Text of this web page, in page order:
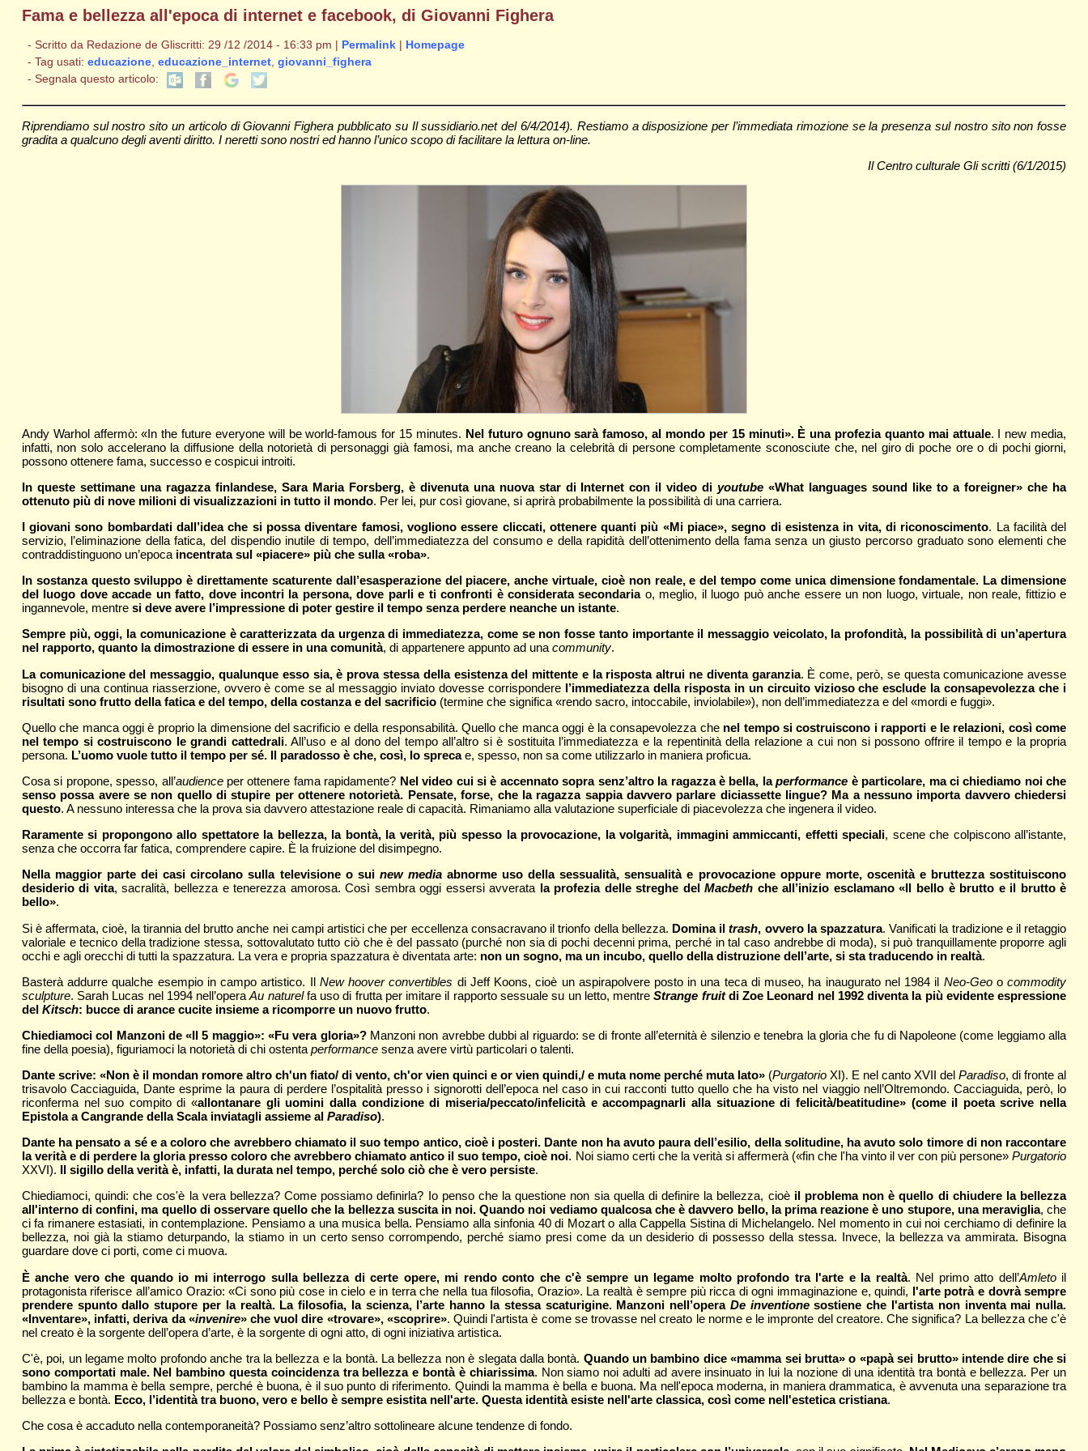
Fama e bellezza all'epoca di internet e facebook, di Giovanni Fighera
- Scritto da Redazione de Gliscritti: 29 /12 /2014 - 16:33 pm | Permalink| Homepage
- Tag usati: educazione, educazione_internet, giovanni_fighera
- Segnala questo articolo:
Riprendiamo sul nostro sito un articolo di Giovanni Fighera pubblicato su Il sussidiario.net del 6/4/2014). Restiamo a disposizione per l’immediata rimozione se la presenza sul nostro sito non fosse
gradita a qualcuno degli aventi diritto. I neretti sono nostri ed hanno l’unico scopo di facilitare la lettura on-line.
Il Centro culturale Gli scritti (6/1/2015)
Andy Warhol affermò: «In the future everyone will be world-famous for 15 minutes. Nel futuro ognuno sarà famoso, al mondo per 15 minuti». È una profezia quanto mai attuale. I new media,
infatti, non solo accelerano la diffusione della notorietà di personaggi già famosi, ma anche creano la celebrità di persone completamente sconosciute che, nel giro di poche ore o di pochi giorni,
possono ottenere fama, successo e cospicui introiti.
In queste settimane una ragazza finlandese, Sara Maria Forsberg, è divenuta una nuova star di Internet con il video di youtube«What languages sound like to a foreigner» che ha
ottenuto più di nove milioni di visualizzazioni in tutto il mondo. Per lei, pur così giovane, si aprirà probabilmente la possibilità di una carriera.
I giovani sono bombardati dall’idea che si possa diventare famosi, vogliono essere cliccati, ottenere quanti più «Mi piace», segno di esistenza in vita, di riconoscimento. La facilità del
servizio, l’eliminazione della fatica, del dispendio inutile di tempo, dell’immediatezza del consumo e della rapidità dell’ottenimento della fama senza un giusto percorso graduato sono elementi che
contraddistinguono un’epoca incentrata sul «piacere» più che sulla «roba».
In sostanza questo sviluppo è direttamente scaturente dall’esasperazione del piacere, anche virtuale, cioè non reale, e del tempo come unica dimensione fondamentale. La dimensione
del luogo dove accade un fatto, dove incontri la persona, dove parli e ti confronti è considerata secondariao, meglio, il luogo può anche essere un non luogo, virtuale, non reale, fittizio e
ingannevole, mentre si deve avere l’impressione di poter gestire il tempo senza perdere neanche un istante.
Sempre più, oggi, la comunicazione è caratterizzata da urgenza di immediatezza, come se non fosse tanto importante il messaggio veicolato, la profondità, la possibilità di un’apertura
nel rapporto, quanto la dimostrazione di essere in una comunità, di appartenere appunto ad unacommunity.
La comunicazione del messaggio, qualunque esso sia, è prova stessa della esistenza del mittente e la risposta altrui ne diventa garanzia. È come, però, se questa comunicazione avesse
bisogno di una continua riasserzione, ovvero è come se al messaggio inviato dovesse corrispondere l’immediatezza della risposta in un circuito vizioso che esclude la consapevolezza che i
risultati sono frutto della fatica e del tempo, della costanza e del sacrificio(termine che significa «rendo sacro, intoccabile, inviolabile»), non dell’immediatezza e del «mordi e fuggi».
Quello che manca oggi è proprio la dimensione del sacrificio e della responsabilità. Quello che manca oggi è la consapevolezza che nel tempo si costruiscono i rapporti e le relazioni, così come
nel tempo si costruiscono le grandi cattedrali. All’uso e al dono del tempo all’altro si è sostituita l’immediatezza e la repentinità della relazione a cui non si possono offrire il tempo e la propria
persona. L’uomo vuole tutto il tempo per sé. Il paradosso è che, così, lo sprecae, spesso, non sa come utilizzarlo in maniera proficua.
Cosa si propone, spesso, all’audience per ottenere fama rapidamente? Nel video cui si è accennato sopra senz’altro la ragazza è bella, laperformance è particolare, ma ci chiediamo noi che
senso possa avere se non quello di stupire per ottenere notorietà. Pensate, forse, che la ragazza sappia davvero parlare diciassette lingue? Ma a nessuno importa davvero chiedersi
questo. A nessuno interessa che la prova sia davvero attestazione reale di capacità. Rimaniamo alla valutazione superficiale di piacevolezza che ingenera il video.
Raramente si propongono allo spettatore la bellezza, la bontà, la verità, più spesso la provocazione, la volgarità, immagini ammiccanti, effetti speciali, scene che colpiscono all’istante,
senza che occorra far fatica, comprendere capire. È la fruizione del disimpegno.
Nella maggior parte dei casi circolano sulla televisione o sui new media abnorme uso della sessualità, sensualità e provocazione oppure morte, oscenità e bruttezza sostituiscono
desiderio di vita, sacralità, bellezza e tenerezza amorosa. Così sembra oggi essersi avverata la profezia delle streghe delMacbeth che all’inizio esclamano «Il bello è brutto e il brutto è
bello».
Si è affermata, cioè, la tirannia del brutto anche nei campi artistici che per eccellenza consacravano il trionfo della bellezza. Domina iltrash, ovvero la spazzatura. Vanificati la tradizione e il retaggio
valoriale e tecnico della tradizione stessa, sottovalutato tutto ciò che è del passato (purché non sia di pochi decenni prima, perché in tal caso andrebbe di moda), si può tranquillamente proporre agli
occhi e agli orecchi di tutti la spazzatura. La vera e propria spazzatura è diventata arte: non un sogno, ma un incubo, quello della distruzione dell’arte, si sta traducendo in realtà.
Basterà addurre qualche esempio in campo artistico. Il New hoover convertibles di Jeff Koons, cioè un aspirapolvere posto in una teca di museo, ha inaugurato nel 1984 il Neo-Geoocommodity
sculpture. Sarah Lucas nel 1994 nell’operaAu naturelfa uso di frutta per imitare il rapporto sessuale su un letto, mentreStrange fruitdi Zoe Leonard nel 1992 diventa la più evidente espressione
del Kitsch: bucce di arance cucite insieme a ricomporre un nuovo frutto.
Chiediamoci col Manzoni de «Il 5 maggio»: «Fu vera gloria»?Manzoni non avrebbe dubbi al riguardo: se di fronte all’eternità è silenzio e tenebra la gloria che fu di Napoleone (come leggiamo alla
fine della poesia), figuriamoci la notorietà di chi ostenta performance senza avere virtù particolari o talenti.
Dante scrive: «Non è il mondan romore altro ch'un fiato/ di vento, ch'or vien quinci e or vien quindi,/ e muta nome perché muta lato» (PurgatorioXI). E nel canto XVII delParadiso, di fronte al
trisavolo Cacciaguida, Dante esprime la paura di perdere l’ospitalità presso i signorotti dell’epoca nel caso in cui racconti tutto quello che ha visto nel viaggio nell’Oltremondo. Cacciaguida, però, lo
riconferma nel suo compito di «allontanare gli uomini dalla condizione di miseria/peccato/infelicità e accompagnarli alla situazione di felicità/beatitudine» (come il poeta scrive nella
Epistola a Cangrande della Scala inviatagli assieme al Paradiso).
Dante ha pensato a sé e a coloro che avrebbero chiamato il suo tempo antico, cioè i posteri. Dante non ha avuto paura dell’esilio, della solitudine, ha avuto solo timore di non raccontare
la verità e di perdere la gloria presso coloro che avrebbero chiamato antico il suo tempo, cioè noi. Noi siamo certi che la verità si affermerà («fin che l'ha vinto il ver con più persone»Purgatorio
XXVI). Il sigillo della verità è, infatti, la durata nel tempo, perché solo ciò che è vero persiste.
Chiediamoci, quindi: che cos'è la vera bellezza? Come possiamo definirla? Io penso che la questione non sia quella di definire la bellezza, cioè il problema non è quello di chiudere la bellezza
all'interno di confini, ma quello di osservare quello che la bellezza suscita in noi. Quando noi vediamo qualcosa che è davvero bello, la prima reazione è uno stupore, una meraviglia, che
ci fa rimanere estasiati, in contemplazione. Pensiamo a una musica bella. Pensiamo alla sinfonia 40 di Mozart o alla Cappella Sistina di Michelangelo. Nel momento in cui noi cerchiamo di definire la
bellezza, noi già la stiamo deturpando, la stiamo in un certo senso corrompendo, perché siamo presi come da un desiderio di possesso della stessa. Invece, la bellezza va ammirata. Bisogna
guardare dove ci porti, come ci muova.
È anche vero che quando io mi interrogo sulla bellezza di certe opere, mi rendo conto che c'è sempre un legame molto profondo tra l'arte e la realtà. Nel primo atto dell’Amleto il
protagonista riferisce all’amico Orazio: «Ci sono più cose in cielo e in terra che nella tua filosofia, Orazio». La realtà è sempre più ricca di ogni immaginazione e, quindi, l'arte potrà e dovrà sempre
prendere spunto dallo stupore per la realtà. La filosofia, la scienza, l’arte hanno la stessa scaturigine. Manzoni nell’opera De inventionesostiene che l'artista non inventa mai nulla.
«Inventare», infatti, deriva da «invenire» che vuol dire «trovare», «scoprire». Quindi l'artista è come se trovasse nel creato le norme e le impronte del creatore. Che significa? La bellezza che c'è
nel creato è la sorgente dell’opera d’arte, è la sorgente di ogni atto, di ogni iniziativa artistica.
C'è, poi, un legame molto profondo anche tra la bellezza e la bontà. La bellezza non è slegata dalla bontà. Quando un bambino dice «mamma sei brutta» o «papà sei brutto» intende dire che si
sono comportati male. Nel bambino questa coincidenza tra bellezza e bontà è chiarissima. Non siamo noi adulti ad avere insinuato in lui la nozione di una identità tra bontà e bellezza. Per un
bambino la mamma è bella sempre, perché è buona, è il suo punto di riferimento. Quindi la mamma è bella e buona. Ma nell'epoca moderna, in maniera drammatica, è avvenuta una separazione tra
bellezza e bontà. Ecco, l’identità tra buono, vero e bello è sempre esistita nell'arte. Questa identità esiste nell'arte classica, così come nell'estetica cristiana.
Che cosa è accaduto nella contemporaneità? Possiamo senz’altro sottolineare alcune tendenze di fondo.